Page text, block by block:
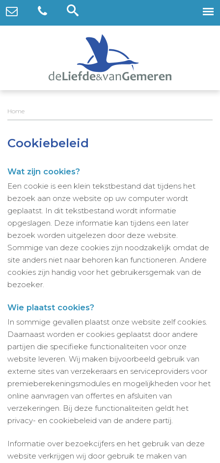
Home
Cookiebeleid
Wat zijn cookies?
Een cookie is een klein tekstbestand dat tijdens het
bezoek aan onze website op uw computer wordt
geplaatst. In dit tekstbestand wordt informatie
opgeslagen. Deze informatie kan tijdens een later
bezoek worden uitgelezen door deze website.
Sommige van deze cookies zijn noodzakelijk omdat de
site anders niet naar behoren kan functioneren. Andere
cookies zijn handig voor het gebruikersgemak van de
bezoeker.
Wie plaatst cookies?
In sommige gevallen plaatst onze website zelf cookies.
Daarnaast worden er cookies geplaatst door andere
partijen die specifieke functionaliteiten voor onze
website leveren. Wij maken bijvoorbeeld gebruik van
externe sites van verzekeraars en serviceproviders voor
premieberekeningsmodules en mogelijkheden voor het
online aanvragen van offertes en afsluiten van
verzekeringen. Bij deze functionaliteiten geldt het
privacy- en cookiebeleid van de andere partij.
Informatie over bezoekcijfers en het gebruik van deze
website verkrijgen wij door gebruik te maken van